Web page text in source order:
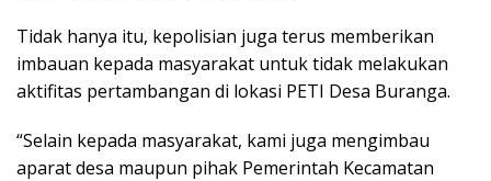
Tidak hanya itu, kepolisian juga terus memberikan
imbauan kepada masyarakat untuk tidak melakukan
aktifitas pertambangan di lokasi PETI Desa Buranga.
“Selain kepada masyarakat, kami juga mengimbau
aparat desa maupun pihak Pemerintah Kecamatan